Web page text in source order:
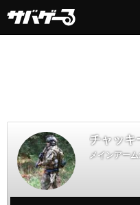
チャッキ
メインアーム: